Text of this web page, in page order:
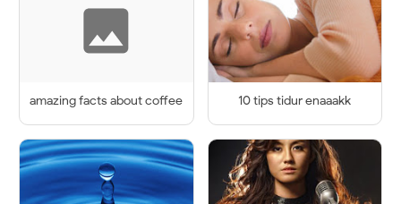
amazing facts about coffee 10 tips tidur enaaakk